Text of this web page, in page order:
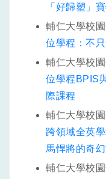
「好歸塑」
輔仁大學校園
位學程：不
輔仁大學校園
位學程BPIS
際課程
輔仁大學校園
跨領域全英
馬悍將的奇幻
輔仁大學校園